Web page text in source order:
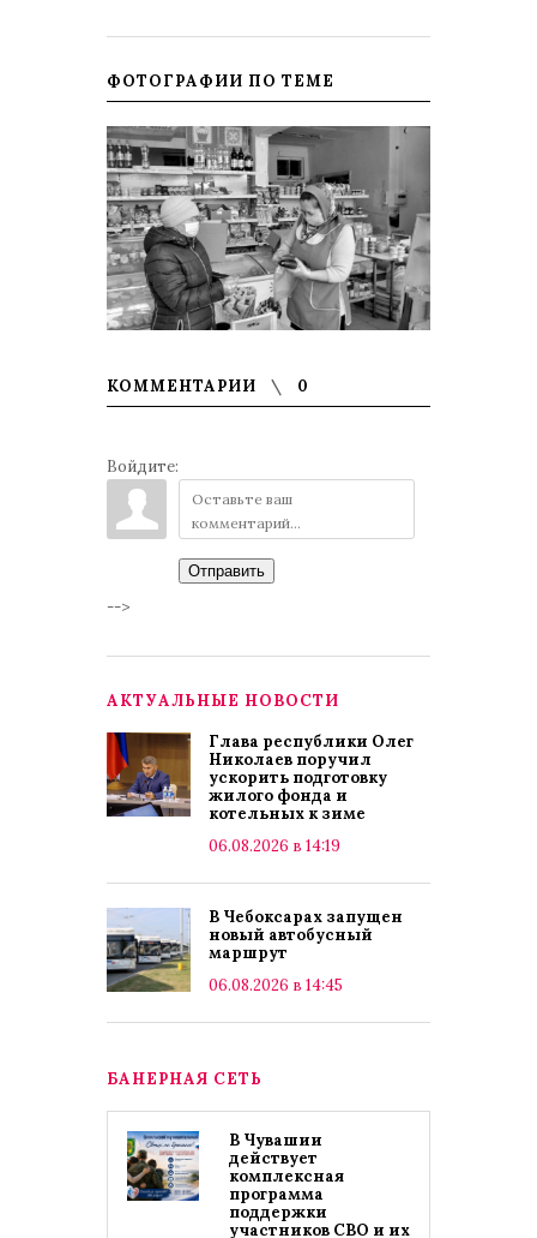
ФОТОГРАФИИ ПО ТЕМЕ
КОММЕНТАРИИ 0
Войдите:
Отправить
-->
АКТУАЛЬНЫЕ НОВОСТИ
Глава республики Олег
Николаев поручил
ускорить подготовку
жилого фонда и
котельных к зиме
06.08.2026 в 14:19
В Чебоксарах запущен
новый автобусный
маршрут
06.08.2026 в 14:45
БАНЕРНАЯ СЕТЬ
В Чувашии
действует
комплексная
программа
поддержки
участников СВО и их